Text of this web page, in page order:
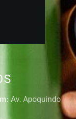
Av. Apoquindo